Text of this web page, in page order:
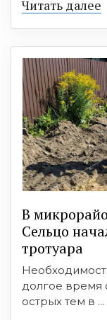
Читать далее
В
Сельцо
тротуара
долгое время
острых тем в ...